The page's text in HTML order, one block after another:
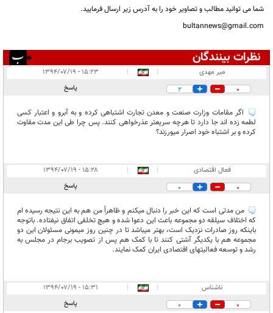
شما می توانید مطالب و تصاویر خود را به آدرس زیر ارسال فرمایید.
bultannews@gmail.com
نظرات بینندگان
در انتظار بررسی:
میر مهدی |
|
۱۵:۲۳ - ۱۳۹۴/۰۷/۱۹
0
2 پاسخ
اگر مقامات وزارت صنعت و معدن تجارت اشتباهی کرده و به آبرو و اعتبار کسی
لطمه زده اند جا دارد تا هرچه سریعتر عذرخواهی کنند. پس چرا طی این مدت مقاوت
کرده و بر اشتباه خود اصرار میورزند؟
فعال اقتصادی |
|
۱۵:۲۸ - ۱۳۹۴/۰۷/۱۹
0
0 پاسخ
من مدتی است که این خبر را دنبال میکنم و ظاهراً من هم به این نتیجه رسیده ام
که اختلاف سیلقه دو مجموعه باعث این دعوا شده و هیچ تخلفی اتفاق نیفتاده. باتوجه
باینکه روز صادرات نزدیک است، بهتر میباشد تا در چنین روز میمونی مسئولان این دو
مجموعه هم با یکدیگر آشتی کنند تا با کمک هم پس از تصویب برجام در مجلس به
رشد و توسعه فعالیتهای اقتصادی ایران کمک نمایند.
ناشناس |
|
۱۵:۳۱ - ۱۳۹۴/۰۷/۱۹
0
0 پاسخ